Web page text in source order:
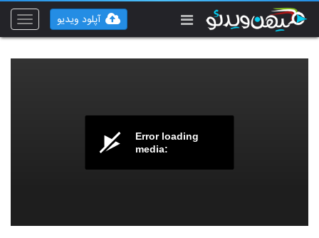
Toggle
آپلود ویدیو
Error loading
media: